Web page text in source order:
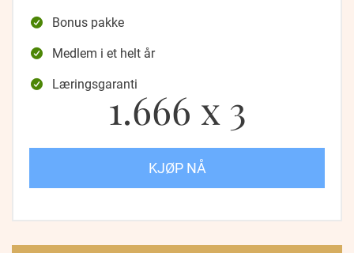
Bonus pakke
Medlem i et helt år
Læringsgaranti1.666 x 3
KJØP NÅ